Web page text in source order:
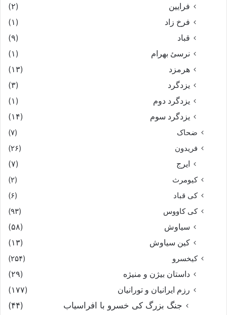
فرایین
(۲)
فرخ زاد
(۱)
قباد
(۹)
نرسئ بهرام‏
(۱)
هرمزد
(۱۳)
یزدگرد
(۳)
یزدگرد دوم
(۱)
یزدگرد سوم
(۱۴)
ضحاک
(۷)
فریدون
(۲۶)
ایرج
(۷)
کیومرث
(۲)
کی قباد
(۶)
کی کاووس
(۹۳)
سیاوش
(۵۸)
کین سیاوش
(۱۳)
کیخسرو
(۲۵۴)
داستان بیژن و منیژه
(۲۹)
رزم ایرانیان و تورانیان
(۱۷۷)
جنگ بزرگ کی خسرو با افراسیاب
(۴۴)